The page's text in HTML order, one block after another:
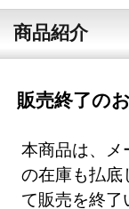
商品紹介
販売終了の
本商品は、
の在庫も払底
て販売を終了